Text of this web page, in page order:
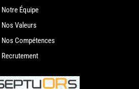
Notre Équipe
Nos Valeurs
Nos Compétences
Recrutement